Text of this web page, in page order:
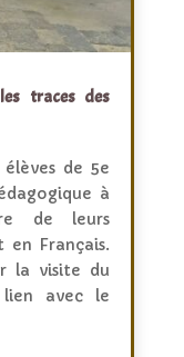
traces des
de 5e
à
de leurs
en Français.
la visite du
lien avec le